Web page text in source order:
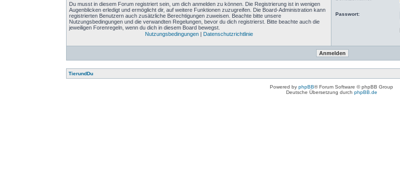
Du musst in diesem Forum registriert sein, um dich anmelden zu können. Die Registrierung ist in wenigen
Augenblicken erledigt und ermöglicht dir, auf weitere Funktionen zuzugreifen. Die Board-Administration kann
registrierten Benutzern auch zusätzliche Berechtigungen zuweisen. Beachte bitte unsere
Nutzungsbedingungen und die verwandten Regelungen, bevor du dich registrierst. Bitte beachte auch die
jeweiligen Forenregeln, wenn du dich in diesem Board bewegst.
Nutzungsbedingungen| Datenschutzrichtlinie
Passwort:
TierundDu
Powered by phpBB® Forum Software © phpBB Group
Deutsche Übersetzung durch phpBB.de